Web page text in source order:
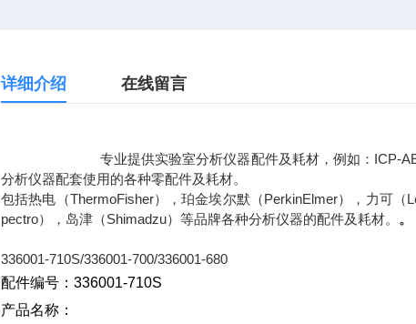
详细介绍 在线留言
专业提供实验室分析仪器配件及耗材，例如：ICP-AES/
分析仪器配套使用的各种零配件及耗材。
包括热电（ThermoFisher），珀金埃尔默（PerkinElmer），力可
pectro），岛津（Shimadzu）等品牌各种分析仪器的配件及耗材。 。
336001-710S/336001-700/336001-680
配件编号：336001-710S
产品名称：